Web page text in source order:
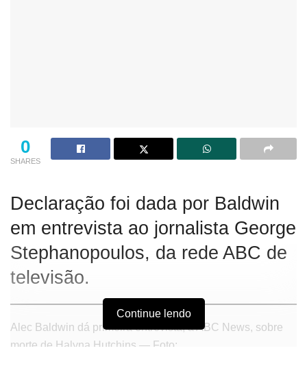
0
SHARES
Declaração foi dada por Baldwin
em entrevista ao jornalista George
Stephanopoulos, da rede ABC de
televisão.
Alec Baldwin dá primeira entrevista, à ABC News, sobre
morte de Halyna Hutchins — Foto:
Continue lendo